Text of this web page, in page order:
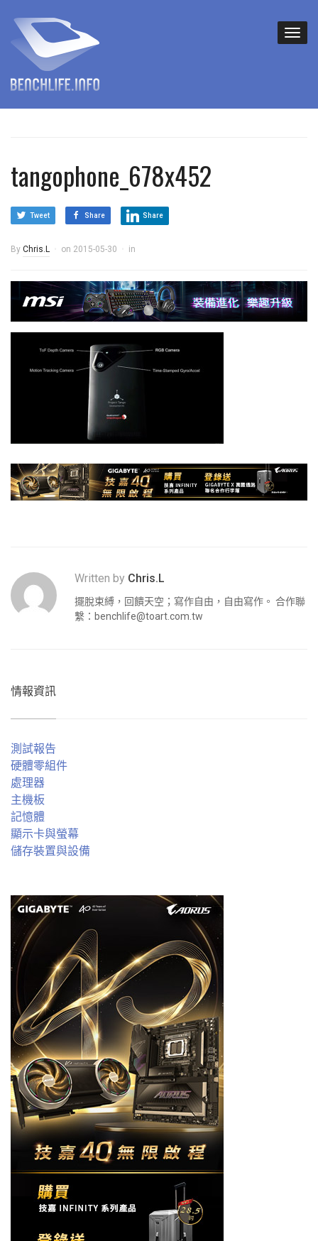
tangophone_678x452
Tweet Share Share
By Chris.L on 2015-05-30 in
Written by Chris.L
擺脫束縛，回饋天空；寫作自由，自由寫作。 合作聯
繫： benchlife@toart.com.tw
情報資訊
測試報告
硬體零組件
處理器
主機板
記憶體
顯示卡與螢幕
儲存裝置與設備